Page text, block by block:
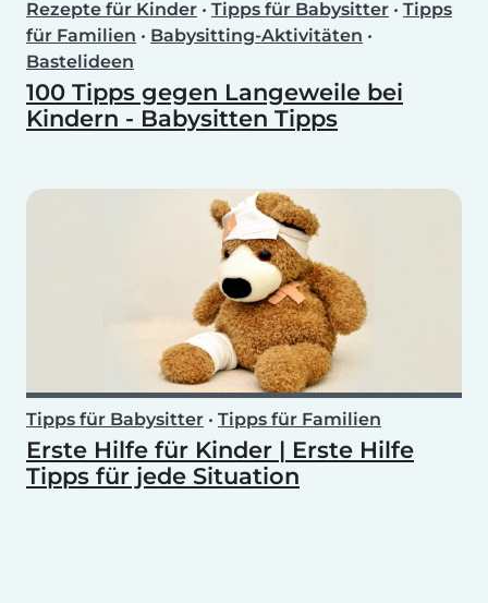
Rezepte für Kinder • Tipps für Babysitter • Tipps
für Familien • Babysitting-Aktivitäten •
Bastelideen
100 Tipps gegen Langeweile bei
Kindern - Babysitten Tipps
Tipps für Babysitter • Tipps für Familien
Erste Hilfe für Kinder | Erste Hilfe
Tipps für jede Situation